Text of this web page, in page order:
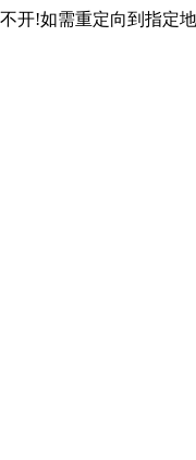
开!如需重定向到指定